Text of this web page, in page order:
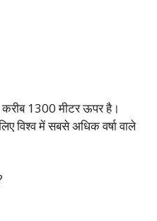
1300 मीटर ऊपर है।
विश्व में सबसे अधिक वर्षा वाले